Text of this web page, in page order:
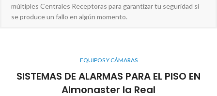
múltiples Centrales Receptoras para garantizar tu seguridad si
se produce un fallo en algún momento.
EQUIPOS Y CÁMARAS
SISTEMAS DE ALARMAS PARA EL PISO EN
Almonaster la Real